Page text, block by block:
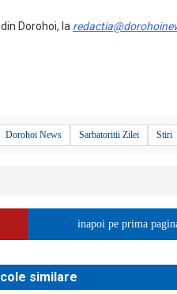
Dorohoi, la
Dorohoi News Sarbatoritii Zilei Stiri
inapoi pe prima
similare